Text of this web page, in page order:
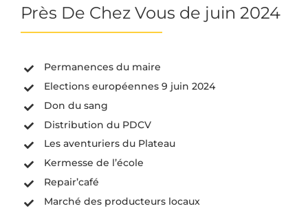
Près De Chez Vous de juin 2024
Permanences du maire
Elections européennes 9 juin 2024
Don du sang
Distribution du PDCV
Les aventuriers du Plateau
Kermesse de l’école
Repair’café
Marché des producteurs locaux